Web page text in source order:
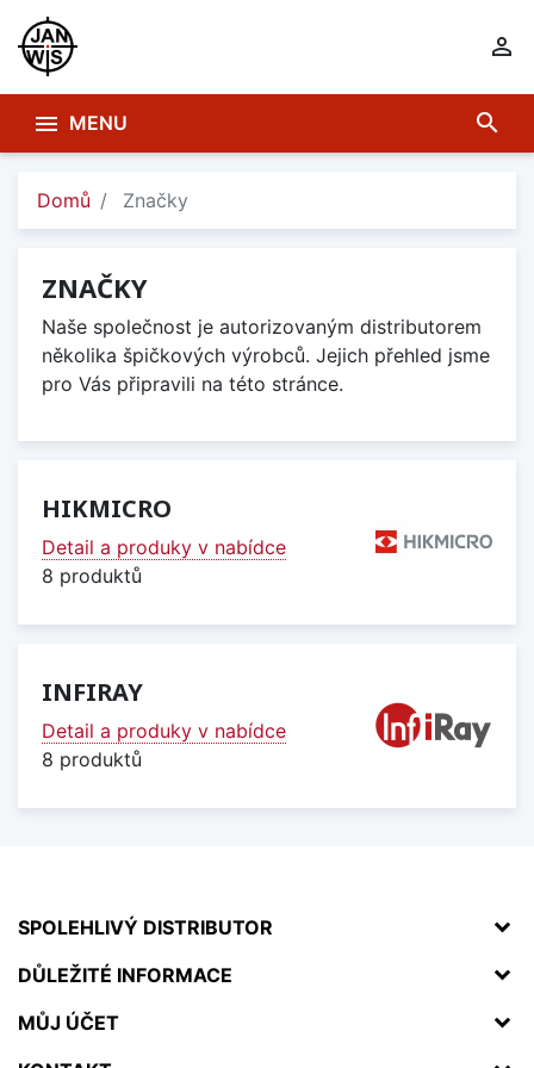

 MENU search
Domů Značky
ZNAČKY
Naše společnost je autorizovaným distributorem
několika špičkových výrobců. Jejich přehled jsme
pro Vás připravili na této stránce.
HIKMICRO
Detail a produky v nabídce
8 produktů
INFIRAY
Detail a produky v nabídce
8 produktů
SPOLEHLIVÝ DISTRIBUTOR
DŮLEŽITÉ INFORMACE
MŮJ ÚČET